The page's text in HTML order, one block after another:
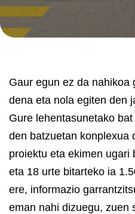
Gaur egun ez da nahikoa
dena eta nola egiten den
Gure lehentasunetako
den batzuetan konplexua
proiektu eta ekimen ugari
eta 18 urte bitarteko ia
ere, informazio
eman nahi dizuegu, zuen